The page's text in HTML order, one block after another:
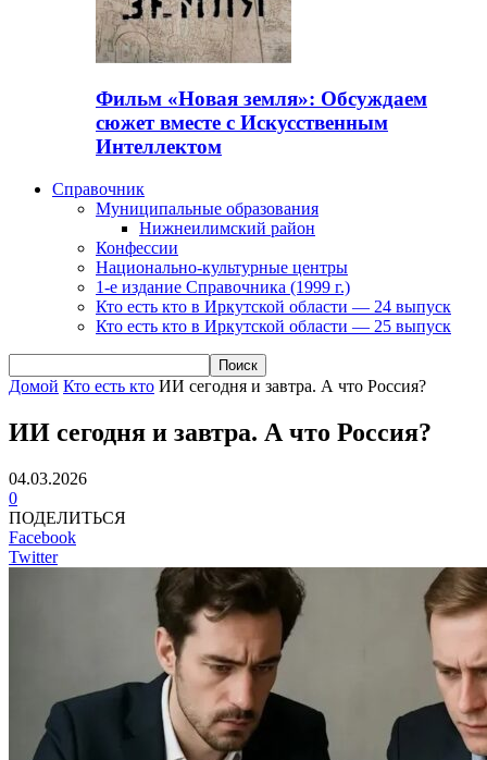
Фильм «Новая земля»: Обсуждаем
сюжет вместе с Искусственным
Интеллектом
Справочник
Муниципальные образования
Нижнеилимский район
Конфессии
Национально-культурные центры
1-е издание Справочника (1999 г.)
Кто есть кто в Иркутской области — 24 выпуск
Кто есть кто в Иркутской области — 25 выпуск
Домой Кто есть кто ИИ сегодня и завтра. А что Россия?
ИИ сегодня и завтра. А что Россия?
04.03.2026
0
ПОДЕЛИТЬСЯ
Facebook
Twitter